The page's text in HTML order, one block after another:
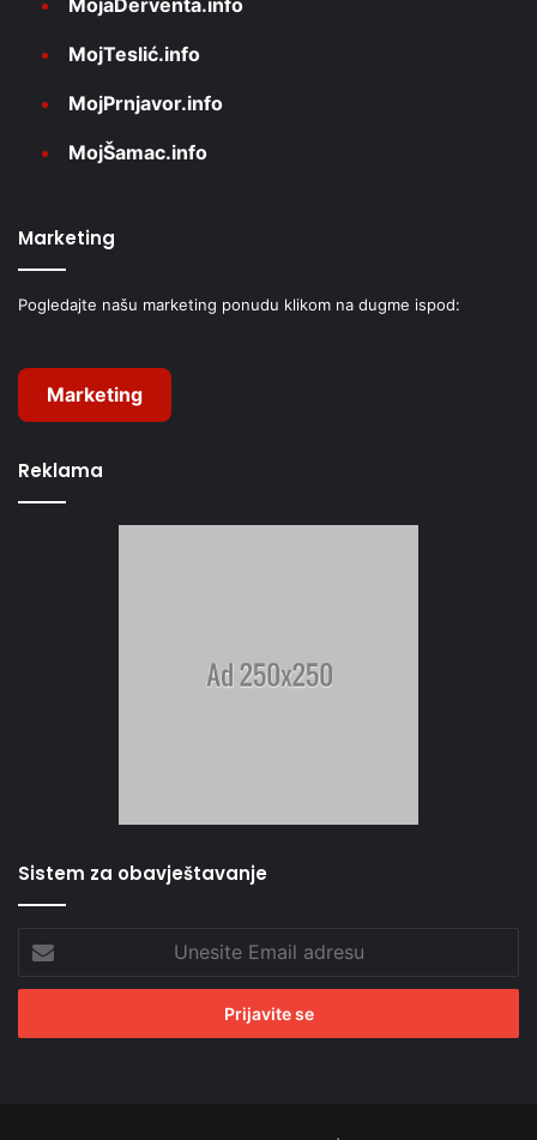
MojTeslić.info
MojPrnjavor.info
MojŠamac.info
Marketing
Pogledajte našu marketing ponudu klikom na dugme ispod:
Marketing
Reklama
Sistem za obavještavanje
Email
adresu